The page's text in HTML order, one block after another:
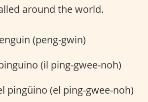
around the world.
(peng-gwin)
(il ping-gwee-noh)
pingüino (el ping-gwee-noh)